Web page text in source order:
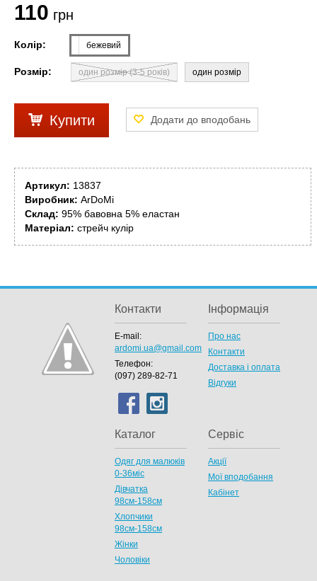
110 грн
Колір: бежевий
Розмір: один розмір (3-5 років) один розмір
Купити
Артикул: 13837
Виробник: ArDoMi
Склад: 95% бавовна 5% еластан
Матеріал: стрейч кулір
Контакти
E-mail:
ardomi.ua@gmail.com
Телефон:
(097) 289-82-71
Інформація
Про нас
Контакти
Доставка і оплата
Відгуки
Каталог
Одяг для малюків
0-36міс
Дівчатка
98cм-158см
Хлопчики
98см-158см
Жінки
Чоловіки
Сервіс
Акції
Мої вподобання
Кабінет